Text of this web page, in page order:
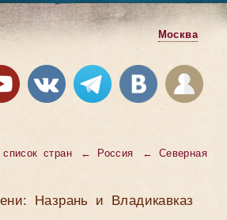
Москва
список стран ← Россия ← Северная
Назрань и Владикавказ